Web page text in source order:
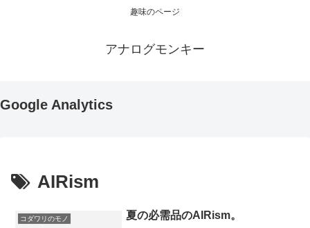
趣味のページ
アナログモンキー
Google Analytics
AIRism
コダワリのモノ 夏の必需品のAIRism。